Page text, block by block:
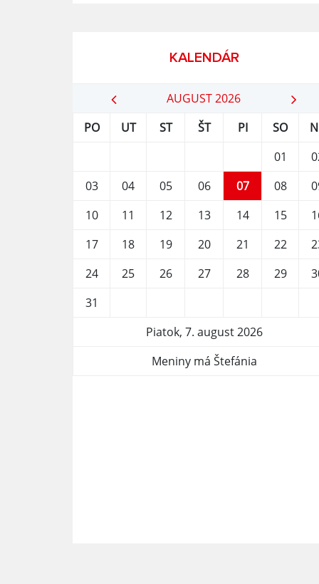
KALENDÁR
AUGUST 2026
PO
UT ST ŠT PI SO
01
03
04 05 06 07 08
10
11 12 13 14 15
17
18 19 20 21 22
24
25 26 27 28 29
31
Piatok, 7. august 2026
Meniny má Štefánia